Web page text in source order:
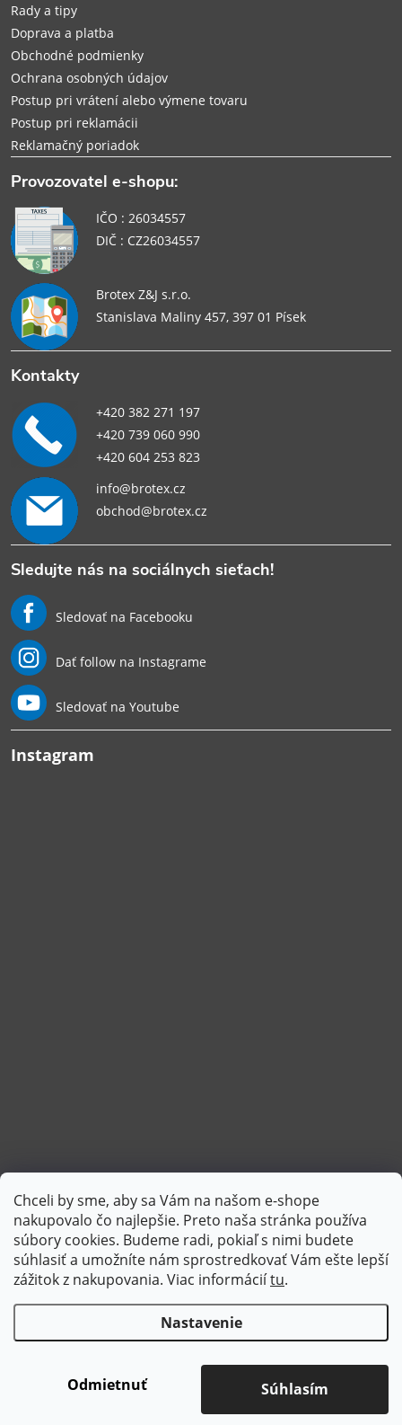
Chceli by sme, aby sa Vám na našom e-shope
nakupovalo čo najlepšie. Preto naša stránka používa
súbory cookies. Budeme radi, pokiaľ s nimi budete
súhlasiť a umožníte nám sprostredkovať Vám ešte lepší
zážitok z nakupovania. Viac informáciítu.
Nastavenie
Odmietnuť Súhlasím
e
Rady a tipy
Doprava a platba
Obchodné podmienky
Ochrana osobných údajov
Postup pri vrátení alebo výmene tovaru
Postup pri reklamácii
Reklamačný poriadok
Provozovatel e-shopu:
IČO : 26034557
DIČ : CZ26034557
Brotex Z&J s.r.o.
Stanislava Maliny 457, 397 01 Písek
Kontakty
+420 382 271 197
+420 739 060 990
+420 604 253 823
info@brotex.cz
obchod@brotex.cz
Sledujte nás na sociálnych sieťach!
Sledovať na Facebooku
Dať follow na Instagrame
Sledovať na Youtube
Instagram
Sledovať na Instagrame
Copyright 2026Brotex | Kvalitný bytový textil. Všetky práva
Upraviť nastavenie cookies